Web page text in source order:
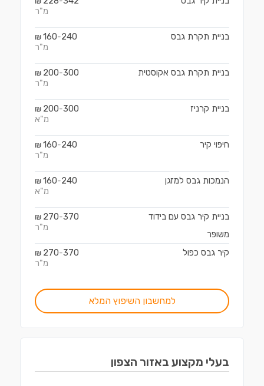
מ"ר
בניית תקרת גבס 160-240
₪
מ"ר
בניית תקרת גבס אקוסטית 200-300
₪
מ"ר
בניית קרניז 200-300
₪
מ"א
חיפוי קיר 160-240
₪
מ"ר
הנמכות גבס למזגן 160-240
₪
מ"א
בניית קיר גבס עם בידוד
משופר
270-370
₪
מ"ר
קיר גבס כפול 270-370
₪
מ"ר
למחשבון השיפוץ המלא
בעלי מקצוע באזור הצפון